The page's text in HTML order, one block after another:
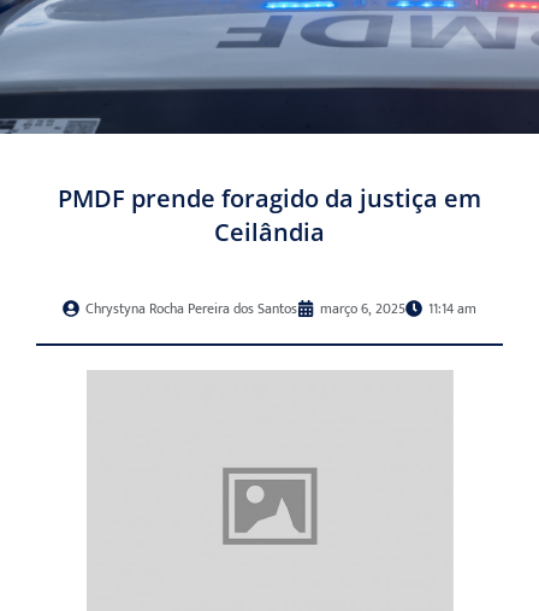
PMDF prende foragido da justiça em
Ceilândia
Chrystyna Rocha Pereira dos Santos março 6, 2025 11:14 am